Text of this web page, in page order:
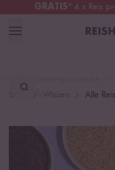
GRATIS* 4 x Reis
Schweiz
finden ...
Alle